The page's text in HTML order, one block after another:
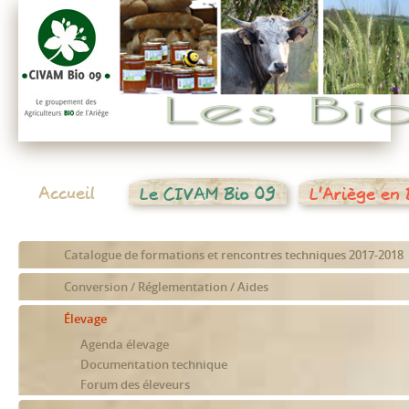
Accueil Le CIVAM Bio 09 L'Ariège en
Catalogue de formations et rencontres techniques 2017-2018
Conversion / Réglementation / Aides
Élevage
Agenda élevage
Documentation technique
Forum des éleveurs